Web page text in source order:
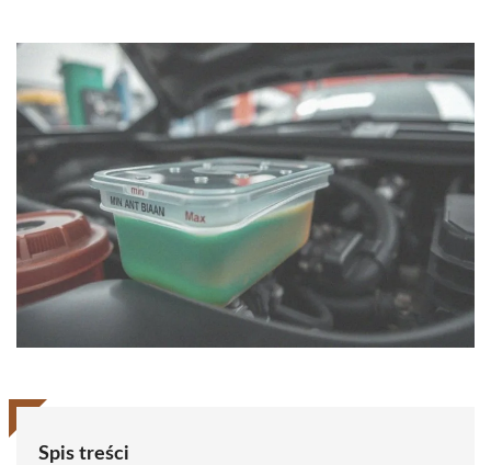
Spis treści